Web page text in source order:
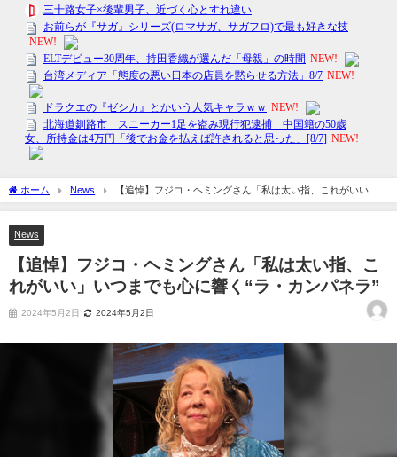
ホーム News
【追悼】フジコ・ヘミングさん「私は太い指、これがいい」
いつまでも心に響く“ラ・カンパネラ”
News
【追悼】フジコ・ヘミングさん「私は太い指、こ
れがいい」いつまでも心に響く“ラ・カンパネラ”
2024年5月2日 2024年5月2日